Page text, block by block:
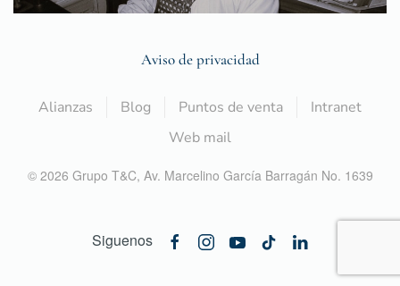
Aviso de privacidad
Alianzas Blog Puntos de venta
Intranet
Web mail
© 2026 Grupo T&C, Av. Marcelino García Barragán No. 1639
Siguenos